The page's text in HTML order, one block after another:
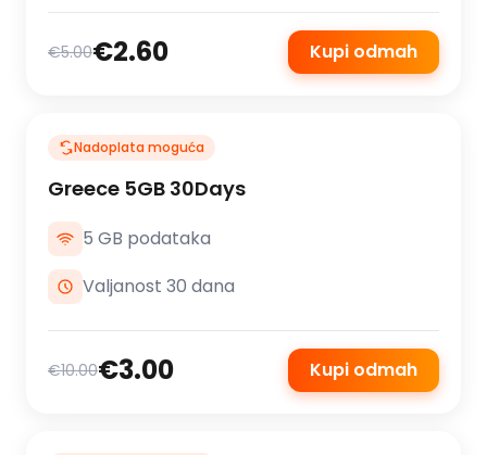
€5.00€2.60 Kupi odmah
Nadoplata moguća
Greece 5GB 30Days
5 GB podataka
Valjanost 30 dana
€10.00€3.00 Kupi odmah